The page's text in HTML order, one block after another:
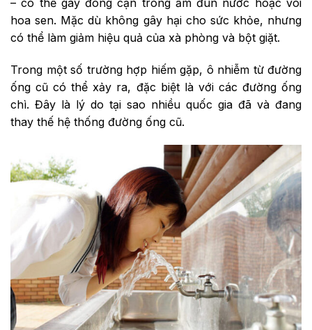
hoa sen. Mặc dù không gây hại cho sức khỏe, nhưng
có thể làm giảm hiệu quả của xà phòng và bột giặt.
Trong một số trường hợp hiếm gặp, ô nhiễm từ đường
ống cũ có thể xảy ra, đặc biệt là với các đường ống
chì. Đây là lý do tại sao nhiều quốc gia đã và đang
thay thế hệ thống đường ống cũ.